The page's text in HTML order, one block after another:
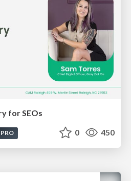
for SEOs
PRO 0 450